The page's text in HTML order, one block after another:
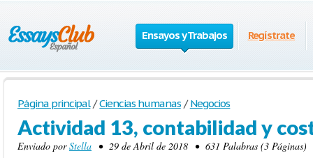
Ensayos y Trabajos Regístrate
Página principal / Ciencias humanas / Negocios
Actividad 13, contabilidad y
Enviado porStella • 29 de Abril de 2018 • 631 Palabras (3